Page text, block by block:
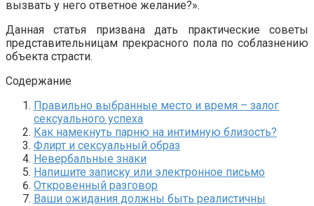
вызвать у него ответное желание?».
Данная статья призвана дать практические советы
представительницам прекрасного пола по соблазнению
объекта страсти.
Содержание
Правильно выбранные место и время – залог
сексуального успеха
Как намекнуть парню на интимную близость?
Флирт и сексуальный образ
Невербальные знаки
Напишите записку или электронное письмо
Откровенный разговор
Ваши ожидания должны быть реалистичны